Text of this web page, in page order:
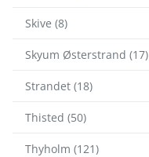
Skive (8)
Skyum Østerstrand (17)
Strandet (18)
Thisted (50)
Thyholm (121)